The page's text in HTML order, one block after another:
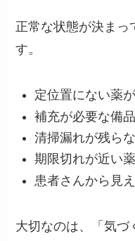
正常な状態が決まっ
す。
定位置にない薬
補充が必要な備
清掃漏れが残ら
期限切れが近い
患者さんから見
大切なのは、「気づ